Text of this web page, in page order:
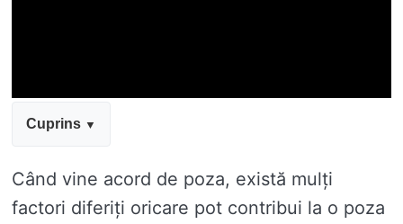
Cuprins
Când vine acord de poza, există mulți
factori diferiți oricare pot contribui la o poza